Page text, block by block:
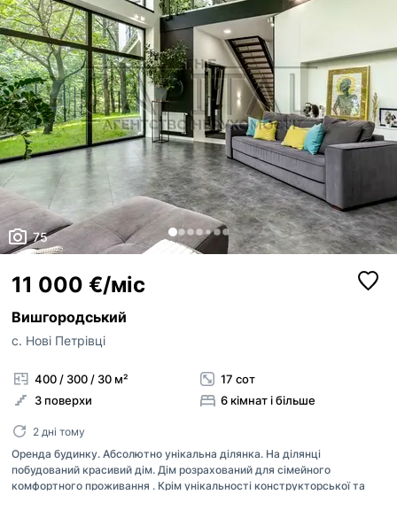
75
11 000 €/міс
Вишгородський
с. Нові Петрівці
400 / 300 / 30 м²
3 поверхи
17 сот
6 кімнат і більше
2 дні тому
Оренда будинку. Абсолютно унікальна ділянка. На ділянці
побудований красивий дім. Дім розрахований для сімейного
комфортного проживання . Крім унікальності конструкторської та